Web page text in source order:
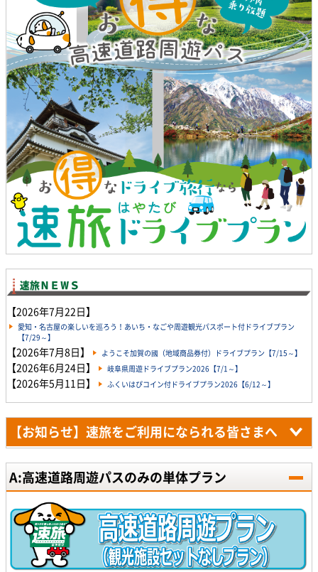
【2026年7月22日】
愛知・名古屋の楽しいを巡ろう！あいち・なごや周遊観光パスポート付ドライブプラン
【7/29～】
【2026年7月8日】 ようこそ加賀の國（地域商品券付）ドライブプラン【7/15～】
【2026年6月24日】 岐阜県周遊ドライブプラン2026【7/1～】
【2026年5月11日】 ふくいはぴコイン付ドライブプラン2026【6/12～】
【お知らせ】速旅をご利用になられる皆さまへ
A:高速道路周遊パスのみの単体プラン